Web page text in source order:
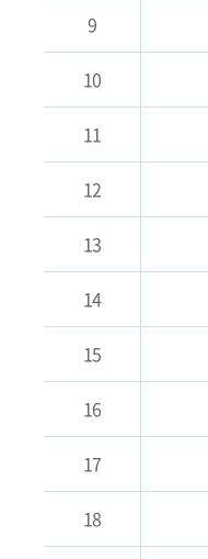
9
10
11
12
13
14
15
16
17
18